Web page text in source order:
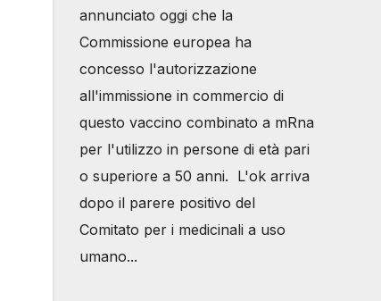
annunciato oggi che la
Commissione europea ha
concesso l'autorizzazione
all'immissione in commercio di
questo vaccino combinato a mRna
per l'utilizzo in persone di età pari
o superiore a 50 anni. L'ok arriva
dopo il parere positivo del
Comitato per i medicinali a uso
umano...